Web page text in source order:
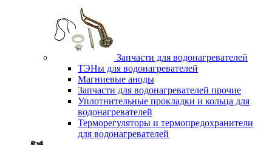
Запчасти для водонагревателей
ТЭНы для водонагревателей
Магниевые аноды
Запчасти для водонагревателей прочие
Уплотнительные прокладки и кольца для
водонагревателей
Терморегуляторы и термопредохранители
для водонагревателей